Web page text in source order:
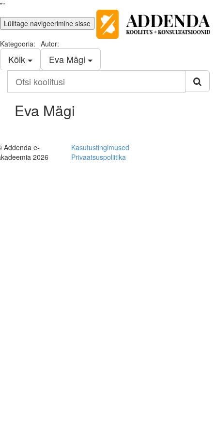
""
Lülitage navigeerimine sisse
Kategooria:
Kõik
Autor:
Eva Mägi
koolitusi
Eva Mägi
Addenda e-
2026
Kasutustingimused
Privaatsuspoliitika